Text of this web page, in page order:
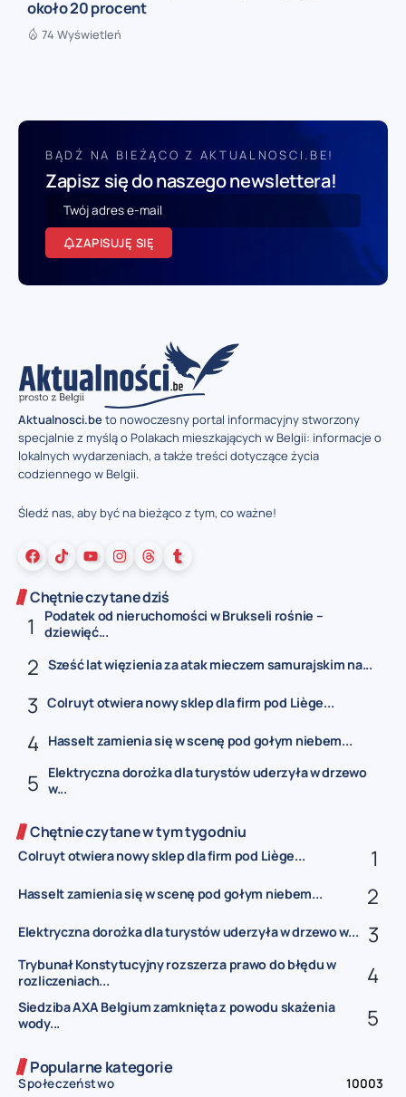
około 20 procent
74 Wyświetleń
BĄDŹ NA BIEŻĄCO Z AKTUALNOSCI.BE!
Zapisz się do naszego newslettera!
ZAPISUJĘ SIĘ
Aktualnosci.beto nowoczesny portal informacyjny stworzony
specjalnie z myślą o Polakach mieszkających w Belgii: informacje o
lokalnych wydarzeniach, a także treści dotyczące życia
codziennego w Belgii.
Śledź nas, aby być na bieżąco z tym, co ważne!
Chętnie czytane dziś
Podatek od nieruchomości w Brukseli rośnie –
dziewięć...
Sześć lat więzienia za atak mieczem samurajskim na...
Colruyt otwiera nowy sklep dla firm pod Liège...
Hasselt zamienia się w scenę pod gołym niebem...
Elektryczna dorożka dla turystów uderzyła w drzewo
w...
Chętnie czytane w tym tygodniu
Colruyt otwiera nowy sklep dla firm pod Liège...
Hasselt zamienia się w scenę pod gołym niebem...
Elektryczna dorożka dla turystów uderzyła w drzewo w...
Trybunał Konstytucyjny rozszerza prawo do błędu w
rozliczeniach...
Siedziba AXA Belgium zamknięta z powodu skażenia
wody...
Popularne kategorie
Społeczeństwo
10003